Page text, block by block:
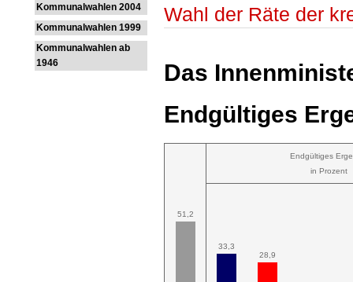
Kommunalwahlen 2004
Kommunalwahlen 1999
Kommunalwahlen ab
1946
Wahl der Räte der
Das
Endgültiges
51,2
Endgültiges
in Prozent
33,3
28,9